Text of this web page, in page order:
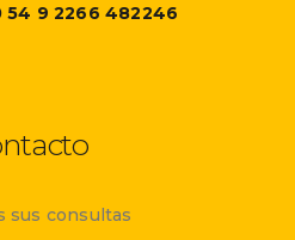
54 9 2266 482246
sus consultas